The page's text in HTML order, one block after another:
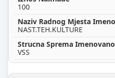
100
NAST.TEH.KULTURE
VSS